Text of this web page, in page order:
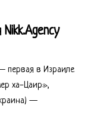
первая в Израиле
ха-Цаир»,
—